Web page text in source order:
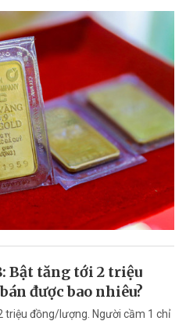
Bật tăng tới 2 triệu
được bao nhiêu?
triệu đồng/lượng. Người cầm 1 chỉ